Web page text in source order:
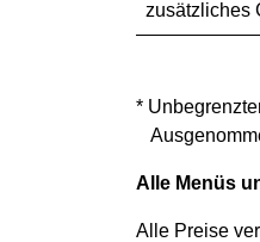
zusätzliches
*
Alle Menüs
Alle Preise